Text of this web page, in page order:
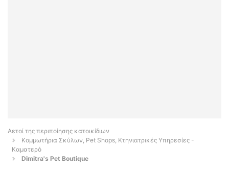
Αετοί της περιποίησης κατοικίδιων
Κομμωτήρια Σκύλων, Pet Shops, Κτηνιατρικές Υπηρεσίες -
Καματερό
Dimitra's Pet Boutique